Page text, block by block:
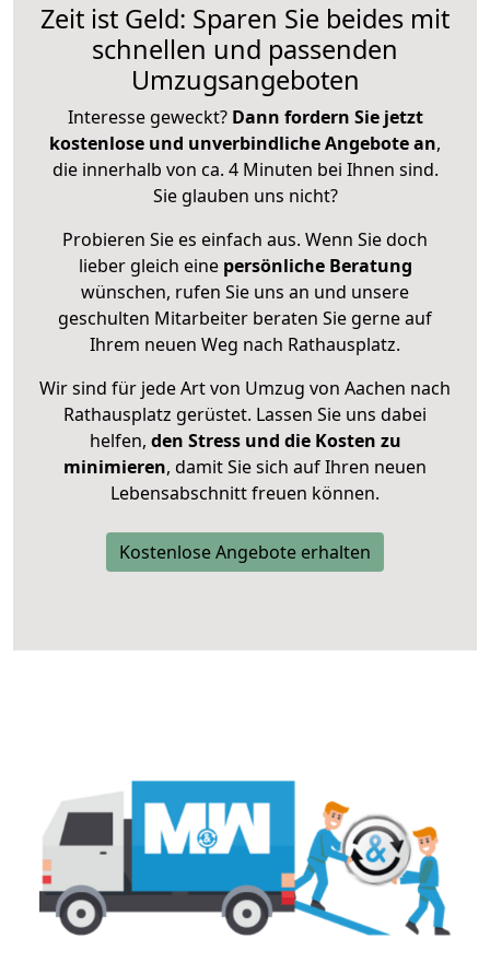
Zeit ist Geld: Sparen Sie beides mit
schnellen und passenden
Umzugsangeboten
Interesse geweckt? Dann fordern Sie jetzt
kostenlose und unverbindliche Angebote an,
die innerhalb von ca. 4 Minuten bei Ihnen sind.
Sie glauben uns nicht?
Probieren Sie es einfach aus. Wenn Sie doch
lieber gleich eine persönliche Beratung
wünschen, rufen Sie uns an und unsere
geschulten Mitarbeiter beraten Sie gerne auf
Ihrem neuen Weg nach Rathausplatz.
Wir sind für jede Art von Umzug von Aachen nach
Rathausplatz gerüstet. Lassen Sie uns dabei
helfen, den Stress und die Kosten zu
minimieren, damit Sie sich auf Ihren neuen
Lebensabschnitt freuen können.
Kostenlose Angebote erhalten